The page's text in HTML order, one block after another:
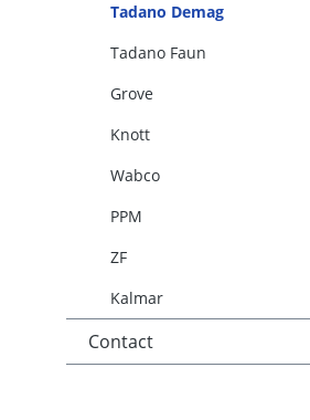
Tadano Demag
Tadano Faun
Grove
Knott
Wabco
PPM
ZF
Kalmar
Contact